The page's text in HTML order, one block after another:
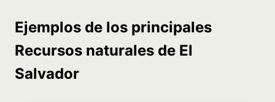
Ejemplos de los principales
Recursos naturales de El
Salvador